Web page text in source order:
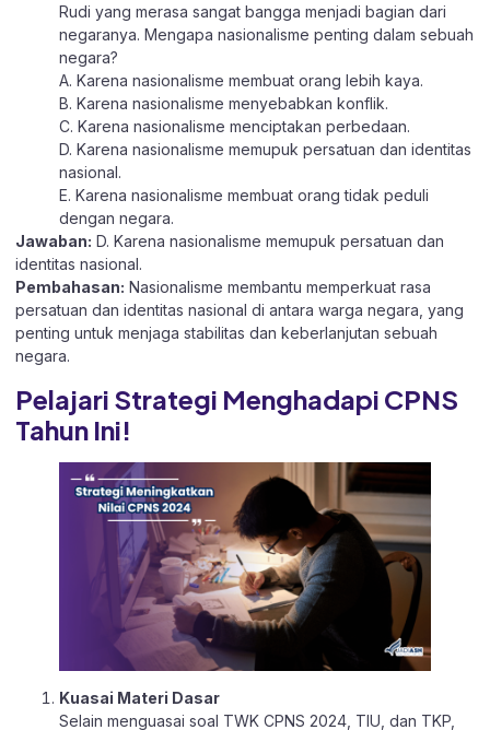
Rudi yang merasa sangat bangga menjadi bagian dari
negaranya. Mengapa nasionalisme penting dalam sebuah
negara?
A. Karena nasionalisme membuat orang lebih kaya.
B. Karena nasionalisme menyebabkan konflik.
C. Karena nasionalisme menciptakan perbedaan.
D. Karena nasionalisme memupuk persatuan dan identitas
nasional.
E. Karena nasionalisme membuat orang tidak peduli
dengan negara.
Jawaban: D. Karena nasionalisme memupuk persatuan dan
identitas nasional.
Pembahasan: Nasionalisme membantu memperkuat rasa
persatuan dan identitas nasional di antara warga negara, yang
penting untuk menjaga stabilitas dan keberlanjutan sebuah
negara.
Pelajari Strategi Menghadapi CPNS
Tahun Ini!
Kuasai Materi Dasar
Selain menguasai soal TWK CPNS 2024, TIU, dan TKP,